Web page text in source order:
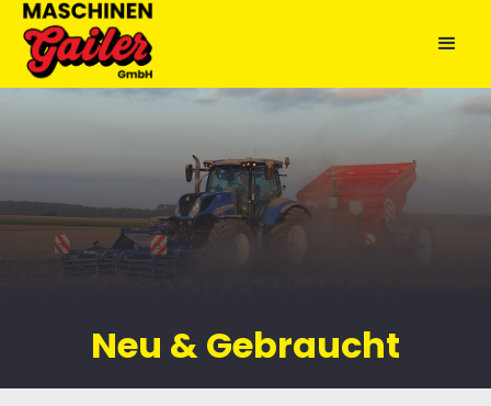
Neu & Gebraucht